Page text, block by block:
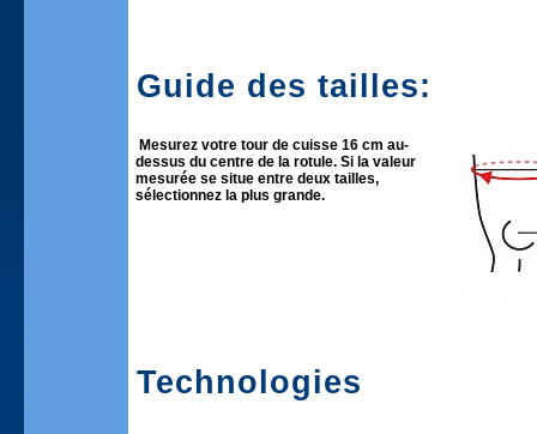
Guide des tailles:
Mesurez votre tour de cuisse 16 cm au-
dessus du centre de la rotule. Si la valeur
mesurée se situe entre deux tailles,
sélectionnez la plus grande.
Technologies